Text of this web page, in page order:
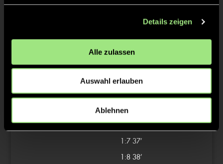
Details zeigen
Alle zulassen
Auswahl erlauben
Ablehnen
1:1 13’
1:3 14’
3/4
4/4
1:7 37’
1:8 38’